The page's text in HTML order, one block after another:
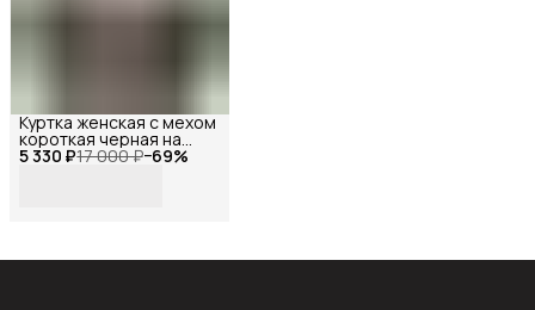
5 330 ₽17 000 ₽−69%
Куртка женская с мехом
короткая черная на
молнии, Reversal, YD-